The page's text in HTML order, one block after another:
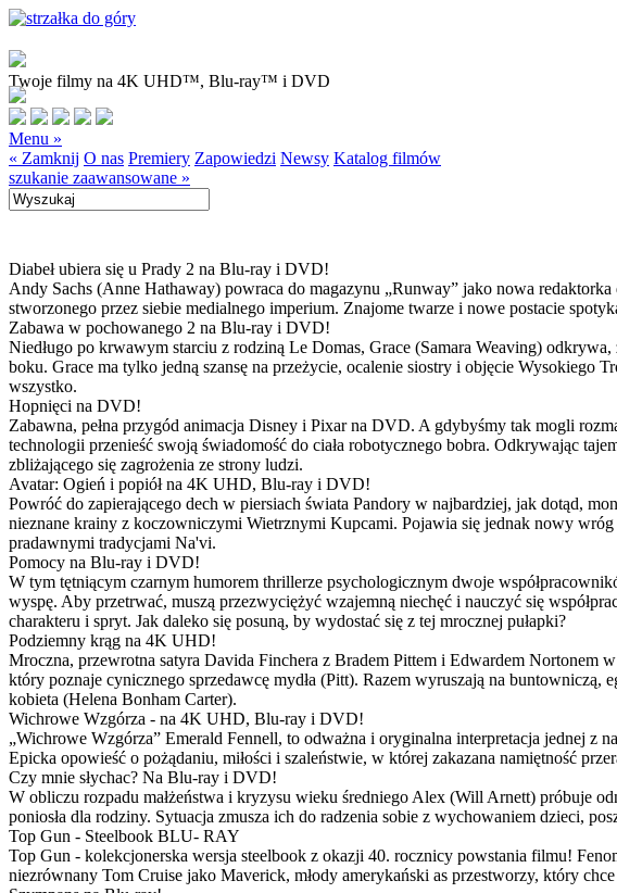
Twoje filmy na 4K UHD™, Blu-ray™ i DVD
Menu »
« Zamknij O nas Premiery Zapowiedzi Newsy Katalog filmów
szukanie zaawansowane »
Diabeł ubiera się u Prady 2 na Blu-ray i DVD!
Andy Sachs (Anne Hathaway) powraca do magazynu „Runway” jako nowa
stworzonego przez siebie medialnego imperium. Znajome twarze i nowe postacie
Zabawa w pochowanego 2 na Blu-ray i DVD!
Niedługo po krwawym starciu z rodziną Le Domas, Grace (Samara Weaving)
boku. Grace ma tylko jedną szansę na przeżycie, ocalenie siostry i objęcie Wysokiego
wszystko.
Hopnięci na DVD!
Zabawna, pełna przygód animacja Disney i Pixar na DVD. A gdybyśmy tak mogli
technologii przenieść swoją świadomość do ciała robotycznego bobra. Odkrywając
zbliżającego się zagrożenia ze strony ludzi.
Avatar: Ogień i popiół na 4K UHD, Blu-ray i DVD!
Powróć do zapierającego dech w piersiach świata Pandory w najbardziej, jak dotąd,
nieznane krainy z koczowniczymi Wietrznymi Kupcami. Pojawia się jednak nowy
pradawnymi tradycjami Na'vi.
Pomocy na Blu-ray i DVD!
W tym tętniącym czarnym humorem thrillerze psychologicznym dwoje
wyspę. Aby przetrwać, muszą przezwyciężyć wzajemną niechęć i nauczyć się
charakteru i spryt. Jak daleko się posuną, by wydostać się z tej mrocznej pułapki?
Podziemny krąg na 4K UHD!
Mroczna, przewrotna satyra Davida Finchera z Bradem Pittem i Edwardem Nortonem
który poznaje cynicznego sprzedawcę mydła (Pitt). Razem wyruszają na
kobieta (Helena Bonham Carter).
Wichrowe Wzgórza - na 4K UHD, Blu-ray i DVD!
„Wichrowe Wzgórza” Emerald Fennell, to odważna i oryginalna interpretacja jednej z
Epicka opowieść o pożądaniu, miłości i szaleństwie, w której zakazana namiętność
Czy mnie słychac? Na Blu-ray i DVD!
W obliczu rozpadu małżeństwa i kryzysu wieku średniego Alex (Will Arnett) próbuje
poniosła dla rodziny. Sytuacja zmusza ich do radzenia sobie z wychowaniem dzieci,
Top Gun - Steelbook BLU- RAY
Top Gun - kolekcjonerska wersja steelbook z okazji 40. rocznicy powstania filmu!
niezrównany Tom Cruise jako Maverick, młody amerykański as przestworzy, który